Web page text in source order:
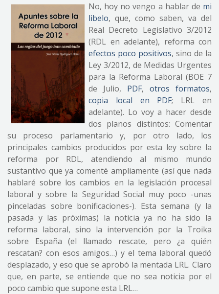
No, hoy no vengo a hablar de mi
libelo, que, como saben, va del
Real Decreto Legislativo 3/2012
(RDL en adelante), reforma con
efectos poco positivos, sino de la
Ley 3/2012, de Medidas Urgentes
para la Reforma Laboral (BOE 7
de Julio, PDF, otros formatos,
copia local en PDF; LRL en
adelante). Lo voy a hacer desde
dos planos distintos: Comentar
su proceso parlamentario y, por otro lado, los
principales cambios producidos por esta ley sobre la
reforma por RDL, atendiendo al mismo mundo
sustantivo que ya comenté ampliamente (así que nada
hablaré sobre los cambios en la legislación procesal
laboral y sobre la Seguridad Social muy poco -unas
pinceladas sobre bonificaciones-). Esta semana (y la
pasada y las próximas) la noticia ya no ha sido la
reforma laboral, sino la intervención por la Troika
sobre España (el llamado rescate, pero ¿a quién
rescatan? con esos amigos…) y el tema laboral quedó
desplazado, y eso que se aprobó la mentada LRL. Claro
que, en parte, se entiende que no sea noticia por el
poco cambio que supone esta LRL…